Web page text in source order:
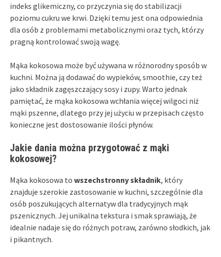
indeks glikemiczny, co przyczynia się do stabilizacji
poziomu cukru we krwi. Dzięki temu jest ona odpowiednia
dla osób z problemami metabolicznymi oraz tych, którzy
pragną kontrolować swoją wagę.
Mąka kokosowa może być używana w różnorodny sposób w
kuchni. Można ją dodawać do wypieków, smoothie, czy też
jako składnik zagęszczający sosy i zupy. Warto jednak
pamiętać, że mąka kokosowa wchłania więcej wilgoci niż
mąki pszenne, dlatego przy jej użyciu w przepisach często
konieczne jest dostosowanie ilości płynów.
Jakie dania można przygotować z mąki
kokosowej?
Mąka kokosowa to wszechstronny składnik, który
znajduje szerokie zastosowanie w kuchni, szczególnie dla
osób poszukujących alternatyw dla tradycyjnych mąk
pszenicznych. Jej unikalna tekstura i smak sprawiają, że
idealnie nadaje się do różnych potraw, zarówno słodkich, jak
i pikantnych.